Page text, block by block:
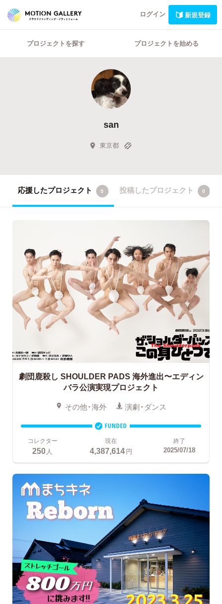
ログイン 新規登録
プロジェクトを探す プロジェクトを始める
san
東京都
応援したプロジェクト 5 投稿したプロジェクト 0
劇団鹿殺し SHOULDER PADS 海外進出〜エディン
バラ公演実現プロジェクト
その他・海外 演劇・ダンス
FUNDED
コレクター
250 人
現在
4,387,614円
終了
2025/07/18